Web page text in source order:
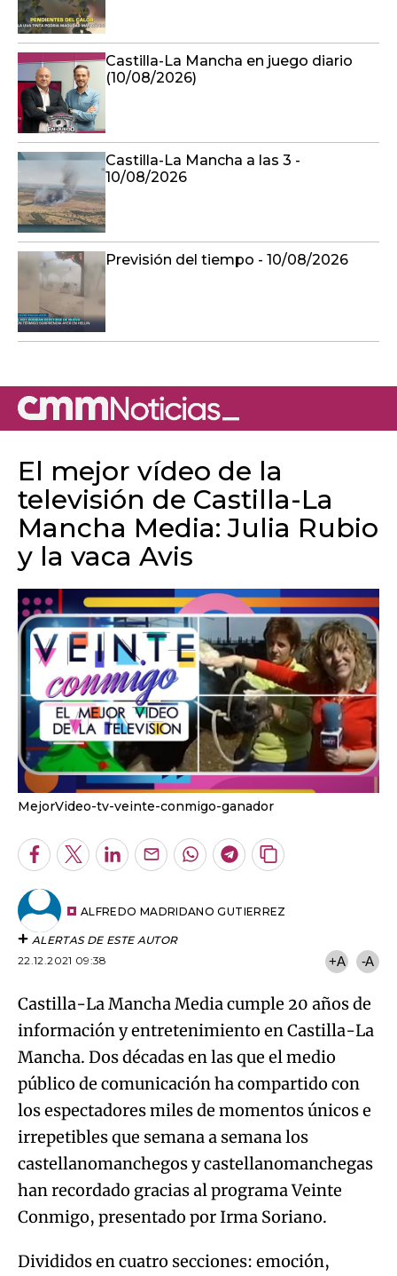
Castilla-La Mancha en juego diario
(10/08/2026)
Castilla-La Mancha a las 3 -
10/08/2026
Previsión del tiempo - 10/08/2026
El mejor vídeo de la
televisión de Castilla-La
Mancha Media: Julia Rubio
y la vaca Avis
MejorVideo-tv-veinte-conmigo-ganador
Facebook
TwitterLinkedInEnviarWhatsapp
Telegram
Copiar
artículo
ALFREDO MADRIDANO GUTIERREZ
ALERTAS DE ESTE AUTOR
22.12.2021 09:38
+A -A
Castilla-La Mancha Media cumple 20 años de
información y entretenimiento en Castilla-La
Mancha. Dos décadas en las que el medio
público de comunicación ha compartido con
los espectadores miles de momentos únicos e
irrepetibles que semana a semana los
castellanomanchegos y castellanomanchegas
han recordado gracias al programa Veinte
Conmigo, presentado por Irma Soriano.
Divididos en cuatro secciones: emoción,